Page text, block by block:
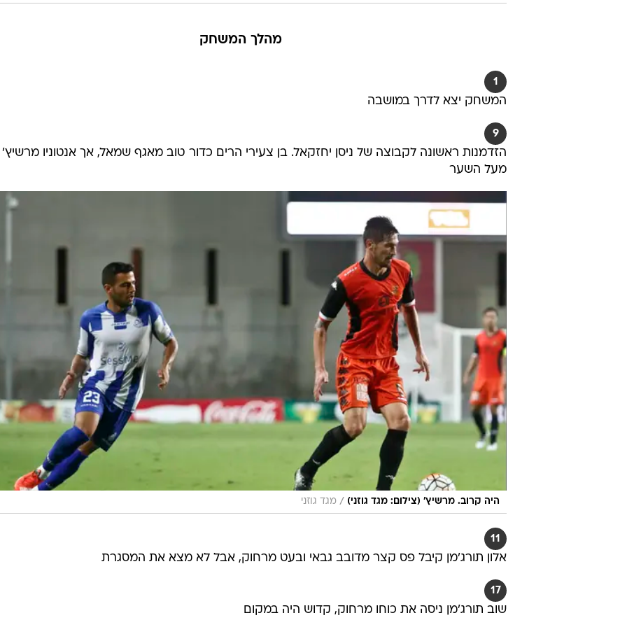
מהלך המשחק
1
המשחק יצא לדרך במושבה
9
הזדמנות ראשונה לקבוצה של ניסן יחזקאל. בן צעירי הרים כדור טוב מאגף שמאל, אך אנטוניו מרשיץ'
מעל השער
היה קרוב. מרשיץ' (צילום: מגד גוזני) / מגד גוזני
11
אלון תורג'מן קיבל פס קצר מדובב גבאי ובעט מרחוק, אבל לא מצא את המסגרת
17
שוב תורג'מן ניסה את כוחו מרחוק, קדוש היה במקום